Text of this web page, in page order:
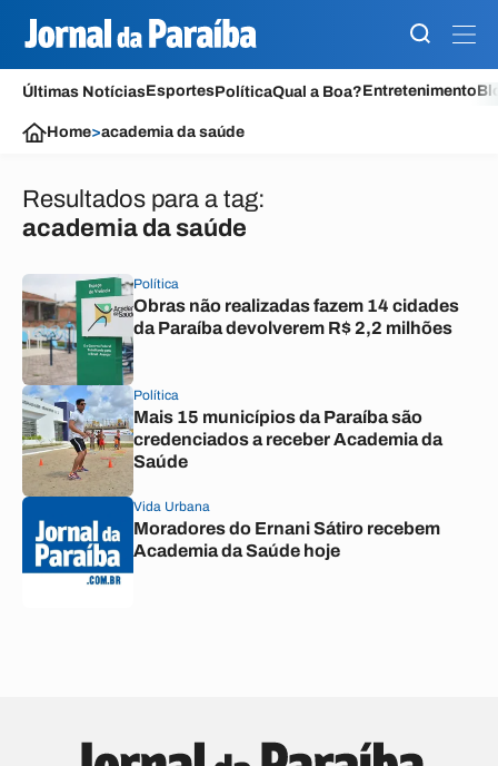
Últimas NotíciasEsportesPolíticaQual a Boa?Entretenimento
Home>academia da saúde
Resultados para a tag:
academia da saúde
Política
Obras não realizadas fazem 14 cidades
da Paraíba devolverem R$ 2,2 milhões
Política
Mais 15 municípios da Paraíba são
credenciados a receber Academia da
Saúde
Vida Urbana
Moradores do Ernani Sátiro recebem
Academia da Saúde hoje